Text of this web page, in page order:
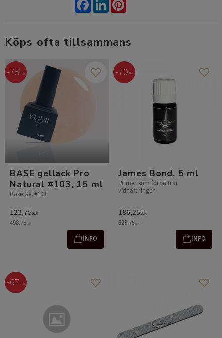
Köps ofta tillsammans
BASE gellack Pro
Natural #103, 15 ml
Base Gel #103
123,75SEK
498,75SEK
75 % Lägg till i favoriter
INFO
James Bond, 5 ml
Primer som förbättrar
vidhäftningen
186,25SEK
623,75SEK
70 %
INFO
67 % Lägg till i favoriter